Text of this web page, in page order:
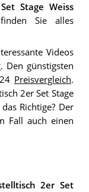
Stage Weiss
Sie alles
Videos
Den günstigsten
Preisvergleich.
2er Set Stage
Richtige? Der
Fall auch einen
2er Set